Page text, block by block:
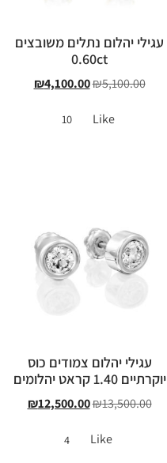
עגילי יהלום נתלים משובצים
0.60ct
₪5,100.00
₪4,100.00
Like
10
עגילי יהלום צמודים כוס
יוקרתיים 1.40 קראט יהלומים
₪13,500.00
₪12,500.00
Like
4